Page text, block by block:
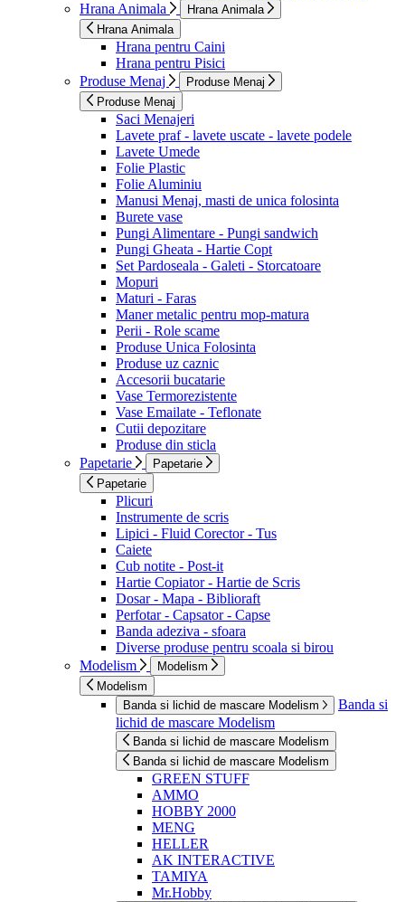
Hrana Animala
Hrana Animala
Hrana Animala
Hrana pentru Caini
Hrana pentru Pisici
Produse Menaj
Produse Menaj
Produse Menaj
Saci Menajeri
Lavete praf - lavete uscate - lavete podele
Lavete Umede
Folie Plastic
Folie Aluminiu
Manusi Menaj, masti de unica folosinta
Burete vase
Pungi Alimentare - Pungi sandwich
Pungi Gheata - Hartie Copt
Set Pardoseala - Galeti - Storcatoare
Mopuri
Maturi - Faras
Maner metalic pentru mop-matura
Perii - Role scame
Produse Unica Folosinta
Produse uz caznic
Accesorii bucatarie
Vase Termorezistente
Vase Emailate - Teflonate
Cutii depozitare
Produse din sticla
Papetarie
Papetarie
Papetarie
Plicuri
Instrumente de scris
Lipici - Fluid Corector - Tus
Caiete
Cub notite - Post-it
Hartie Copiator - Hartie de Scris
Dosar - Mapa - Biblioraft
Perfotar - Capsator - Capse
Banda adeziva - sfoara
Diverse produse pentru scoala si birou
Modelism
Modelism
Modelism
Banda si lichid de mascare Modelism
Banda si
lichid de mascare Modelism
Banda si lichid de mascare Modelism
Banda si lichid de mascare Modelism
GREEN STUFF
AMMO
HOBBY 2000
MENG
HELLER
AK INTERACTIVE
TAMIYA
Mr.Hobby